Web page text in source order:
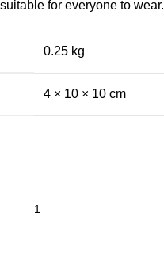
for everyone to wear.
0.25 kg
4 × 10 × 10 cm